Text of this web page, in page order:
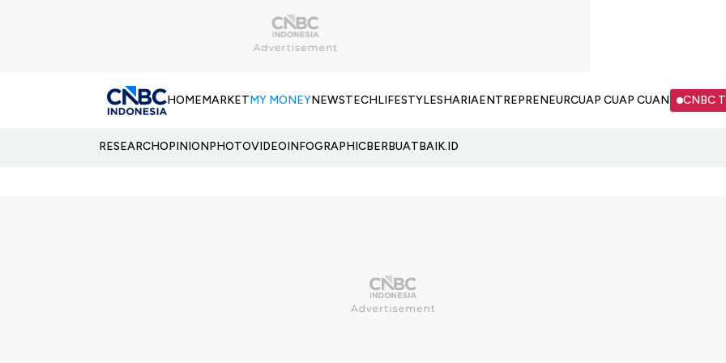
HOMEMARKETMY MONEYNEWSTECHLIFESTYLESHARIAENTREPRENEURCUAP CUAP CUAN CNBC
RESEARCHOPINIONPHOTOVIDEOINFOGRAPHICBERBUATBAIK.ID